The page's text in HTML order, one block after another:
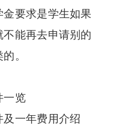
要求是学生如果
能再去申请别的
。
一览
一年费用介绍